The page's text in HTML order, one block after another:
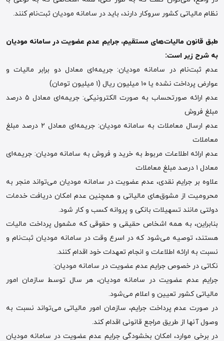
نظام مالیاتی کشور سروکار دارند، باید در سامانه مودیان ثبت‌نام کنند.
طبق قانون مالیات‌های مستقیم، جرایم عدم عضویت در سامانه مودیان
به شرح زیر است:
عدم ثبت‌نام در سامانه مودیان: جریمه‌ای معادل دو برابر مالیات و
عوارض پرداخت نشده یا ۱۰ میلیون ریال (۱ میلیون تومان)
عدم ارائه صورتحساب به صورت الکترونیکی: جریمه‌ای معادل ۵ درصد
مبلغ فروش
عدم ارسال معاملات به سامانه مودیان: جریمه‌ای معادل ۲ درصد مبلغ
معاملات
عدم ارائه اطلاعات مربوط به خرید و فروش به سامانه مودیان: جریمه‌ای
معادل ۱ درصد مبلغ معاملات
علاوه بر جرایم نقدی، عدم عضویت در سامانه مودیان می‌تواند منجر به
محرومیت از مشوق‌های مالیاتی و همچنین عدم امکان دریافت خدمات
دولتی مانند تسهیلات بانکی و پروانه کسب و کار شود.
بنابراین، به همه اشخاص حقیقی و حقوقی که مشمول پرداخت مالیات
هستند، توصیه می‌شود که در اسرع وقت در سامانه مودیان ثبت‌نام و
نسبت به ارائه اطلاعات و انجام تعهدات خود اقدام کنند.
نکاتی در خصوص جرایم عدم عضویت در سامانه مودیان:
جرایم عدم عضویت در سامانه مودیان، هر سال توسط سازمان امور
مالیاتی کشور تعیین و اعلام می‌شود.
در صورت عدم پرداخت جرایم، سازمان امور مالیاتی می‌تواند نسبت به
وصول آنها از طریق مراجع قانونی اقدام کند.
در برخی موارد، امکان بخشودگی جرایم عدم عضویت در سامانه مودیان